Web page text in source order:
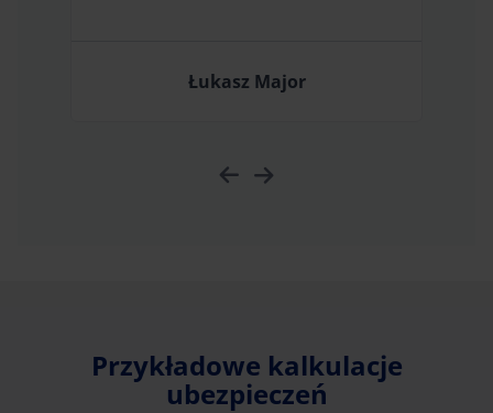
Łukasz Major
Przykładowe kalkulacje
ubezpieczeń